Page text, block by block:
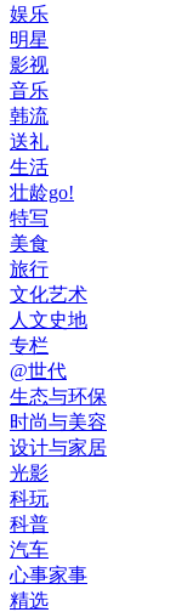
娱乐
明星
影视
音乐
韩流
送礼
生活
壮龄go!
特写
美食
旅行
文化艺术
人文史地
专栏
@世代
生态与环保
时尚与美容
设计与家居
光影
科玩
科普
汽车
心事家事
精选